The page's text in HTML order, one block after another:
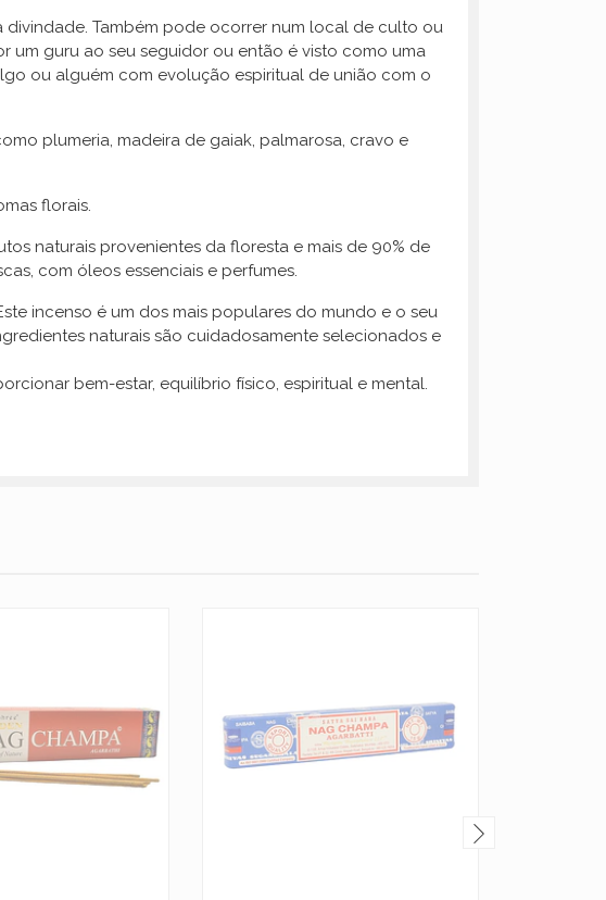
Também pode ocorrer num local de culto ou
um guru ao seu seguidor ou então é visto como uma
ou alguém com evolução espiritual de união com o
plumeria, madeira de gaiak, palmarosa, cravo e
florais.
naturais provenientes da floresta e mais de 90% de
com óleos essenciais e perfumes.
incenso é um dos mais populares do mundo e o seu
naturais são cuidadosamente selecionados e
bem-estar, equilíbrio físico, espiritual e mental.